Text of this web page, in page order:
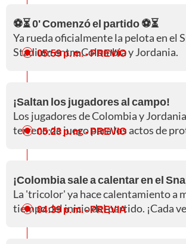
⚽⏳ 0' Comenzó el partido ⚽⏳
Ya rueda oficialmente la pelota en el
Stadium entre Colombia y Jordania.
05:59 p. m.- PREVIO
¡Saltan los jugadores al campo!
Los jugadores de Colombia y
terreno de juego para los actos de
05:23 p. m.- PREVIO
¡Colombia sale a calentar en el
La 'tricolor' ya hace calentamiento a
tiempo del inicio del partido. ¡Cada
04:39 p. m.- PREVIA